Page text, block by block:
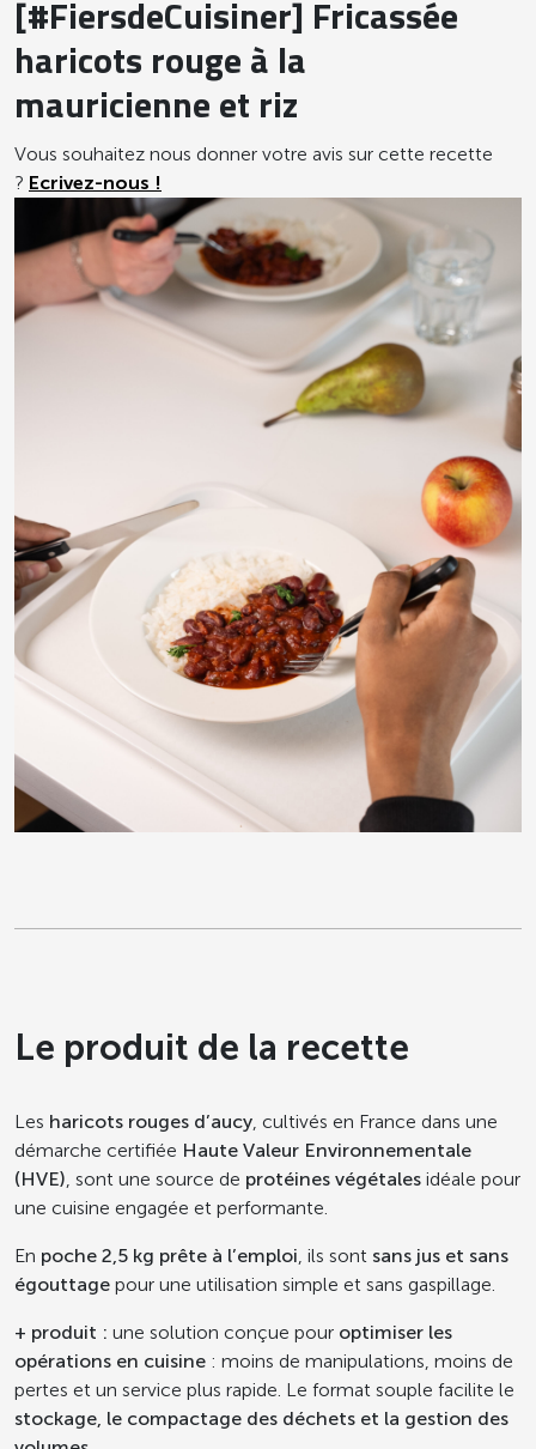
[#FiersdeCuisiner] Fricassée
haricots rouge à la
mauricienne et riz
Vous souhaitez nous donner votre avis sur cette recette
? Ecrivez-nous !
Le produit de la recette
Les haricots rouges d’aucy, cultivés en France dans une
démarche certifiée Haute Valeur Environnementale
(HVE), sont une source de protéines végétales idéale pour
une cuisine engagée et performante.
En poche 2,5 kg prête à l’emploi, ils sont sans jus et sans
égouttage pour une utilisation simple et sans gaspillage.
+ produit : une solution conçue pour optimiser les
opérations en cuisine : moins de manipulations, moins de
pertes et un service plus rapide. Le format souple facilite le
stockage, le compactage des déchets et la gestion des